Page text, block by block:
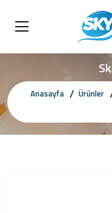
Anasayfa Ürünler